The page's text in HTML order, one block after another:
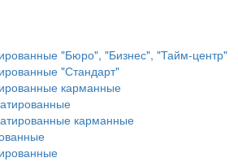
"Бюро", "Бизнес", "Тайм-центр"
"Стандарт"
карманные
карманные